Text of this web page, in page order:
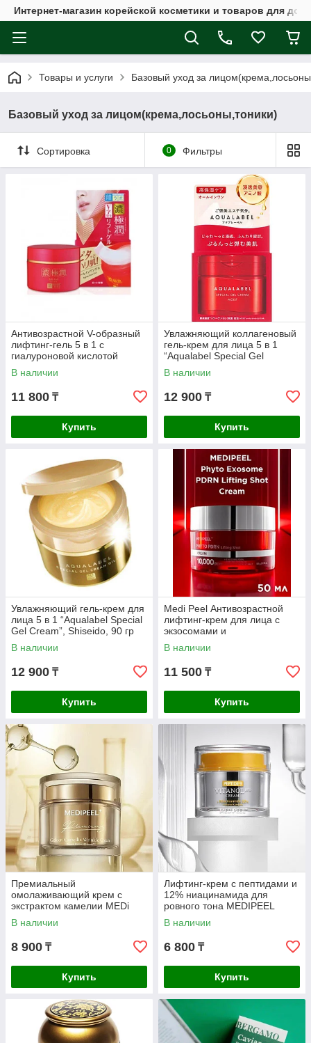
Интернет-магазин корейской косметики и товаров для
Товары и услуги Базовый уход за
Базовый уход за лицом(крема,лосьоны,тоники)
Сортировка 0 Фильтры
Антивозрастной V-образный
лифтинг-гель 5 в 1 с
гиалуроновой кислотой
"Hadalabo Gokujun Lift Gel"
ROHTO
В наличии
11 800 ₸
Купить
Увлажняющий коллагеновый
гель-крем для лица 5 в 1
“Aqualabel Special Gel
Cream”, Shiseido, 90 гр
В наличии
12 900 ₸
Купить
Увлажняющий гель-крем для
лица 5 в 1 “Aqualabel Special
Gel Cream”, Shiseido, 90 гр
В наличии
12 900 ₸
Купить
Medi Peel Антивозрастной
лифтинг-крем для лица с
экзосомами и
полинуклеотидами «Phyto
Exosome PDRN Lifting Shot
В наличии
11 500 ₸
Купить
Премиальный
омолаживающий крем с
экстрактом камелии MEDi
PEEL Premium Golden
Camellia Wrinkle Cream
В наличии
8 900 ₸
Купить
Лифтинг-крем с пептидами и
12% ниацинамида для
ровного тона MEDIPEEL
Peptide 9 Vitanol PRO Cream
В наличии
6 800 ₸
Купить